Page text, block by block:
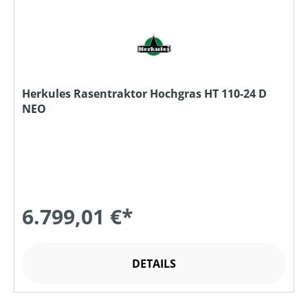
Herkules Rasentraktor Hochgras HT 110-24 D
NEO
6.799,01 €*
DETAILS